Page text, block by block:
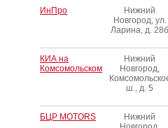
ИнПро
Нижний
Новгород, ул.
Ларина, д. 28б
КИА на
Комсомольском
Нижний
Новгород,
ш., д. 5
БЦР MOTORS
Нижний